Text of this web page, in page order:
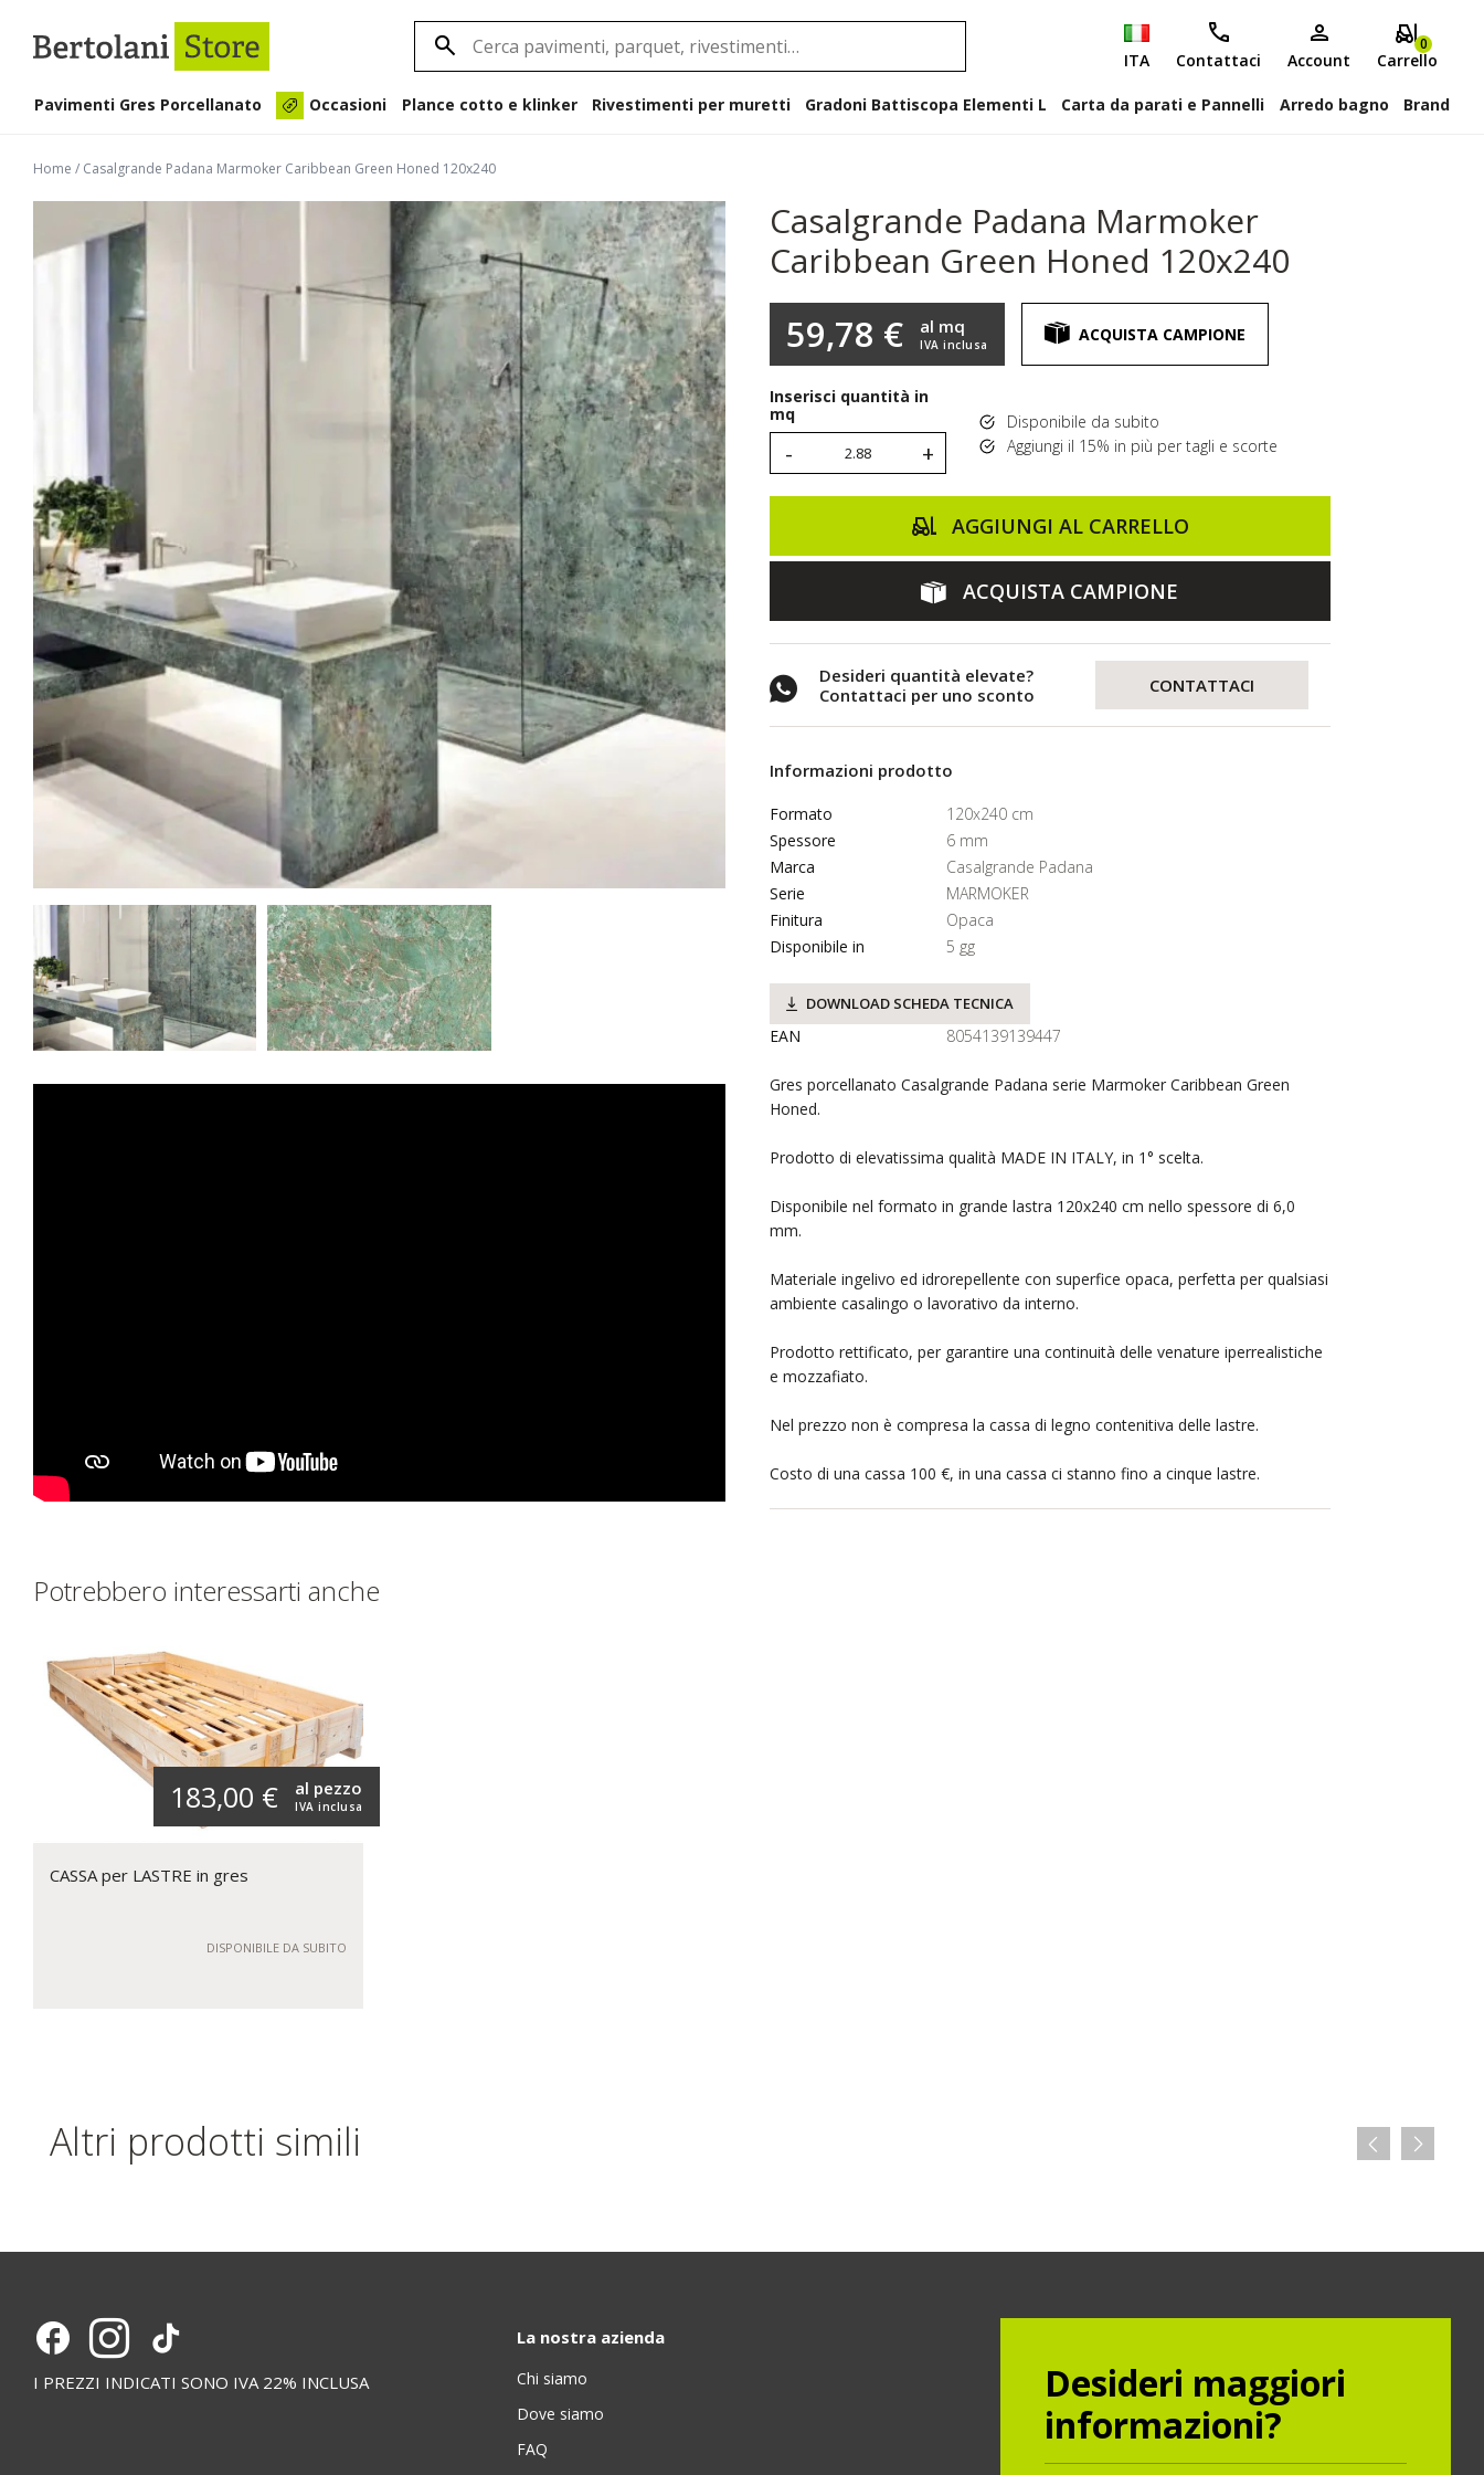
ITA Contattaci Account
0
Carrello
Pavimenti Gres Porcellanato Occasioni Plance cotto e klinker Rivestimenti per muretti Gradoni Battiscopa Elementi L Carta da parati e Pannelli Arredo bagno Brand
Home / Casalgrande Padana Marmoker Caribbean Green Honed 120x240
Casalgrande Padana Marmoker
Caribbean Green Honed 120x240
59,78 € IVA inclusa
al mq ACQUISTA CAMPIONE
Inserisci quantità in
mq
- +
Disponibile da subito
Aggiungi il 15% in più per tagli e scorte
AGGIUNGI AL CARRELLO
ACQUISTA CAMPIONE
Desideri quantità elevate?
Contattaci per uno sconto
CONTATTACI
Informazioni prodotto
Formato
120x240 cm
Spessore
6 mm
Marca
Casalgrande Padana
Serie
MARMOKER
Finitura
Opaca
Disponibile in
5 gg
DOWNLOAD SCHEDA TECNICA
EAN 8054139139447
Gres porcellanato Casalgrande Padana serie Marmoker Caribbean Green
Honed.
Prodotto di elevatissima qualità MADE IN ITALY, in 1° scelta.
Disponibile nel formato in grande lastra 120x240 cm nello spessore di 6,0
mm.
Materiale ingelivo ed idrorepellente con superfice opaca, perfetta per qualsiasi
ambiente casalingo o lavorativo da interno.
Prodotto rettificato, per garantire una continuità delle venature iperrealistiche
e mozzafiato.
Nel prezzo non è compresa la cassa di legno contenitiva delle lastre.
Costo di una cassa 100 €, in una cassa ci stanno fino a cinque lastre.
Potrebbero interessarti anche
183,00 € IVA inclusa
al pezzo
CASSA per LASTRE in gres
DISPONIBILE DA SUBITO
Altri prodotti simili
I PREZZI INDICATI SONO IVA 22% INCLUSA
La nostra azienda
Chi siamo
Dove siamo
FAQ
Desideri maggiori
informazioni?